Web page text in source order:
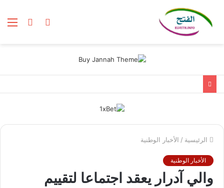
بحث
الوضع
الرئيسية / الأخبار الوطنية
الأخبار الوطنية
والي آدرار يعقد اجتماعا لتقييم